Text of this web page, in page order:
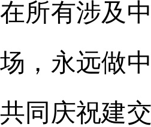
所有涉及
，永远做
同庆祝建